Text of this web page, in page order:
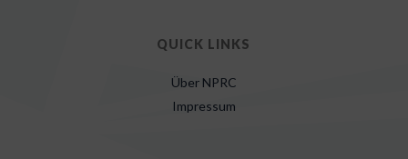
QUICK LINKS
Über NPRC
Impressum